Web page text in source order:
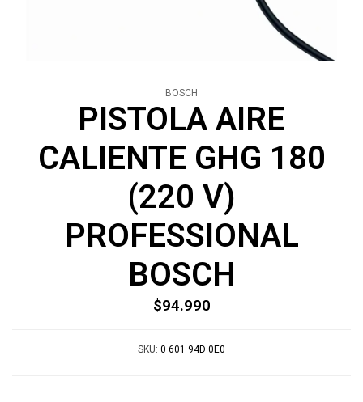
BOSCH
PISTOLA AIRE
CALIENTE GHG 180
(220 V)
PROFESSIONAL
BOSCH
$94.990
SKU: 0 601 94D 0E0